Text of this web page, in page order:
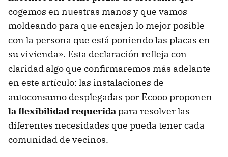
cogemos en nuestras manos y que vamos
moldeando para que encajen lo mejor posible
con la persona que está poniendo las placas en
su vivienda». Esta declaración refleja con
claridad algo que confirmaremos más adelante
en este artículo: las instalaciones de
autoconsumo desplegadas por Ecooo proponen
la flexibilidad requeridapara resolver las
diferentes necesidades que pueda tener cada
comunidad de vecinos.